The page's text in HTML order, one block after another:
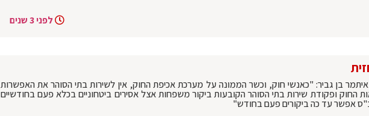
לפני 3 שנים
בן גביר: "כאנשי חוק, וכשר הממונה על מערכת אכיפת החוק, אין לשירות בתי הסוהר את האפשרות
החוק ופקודת שירות בתי הסוהר הקובעות ביקור משפחות אצל אסירים ביטחוניים בכלא פעם בחודשיים
אפשר עד כה ביקורים פעם בחודש"